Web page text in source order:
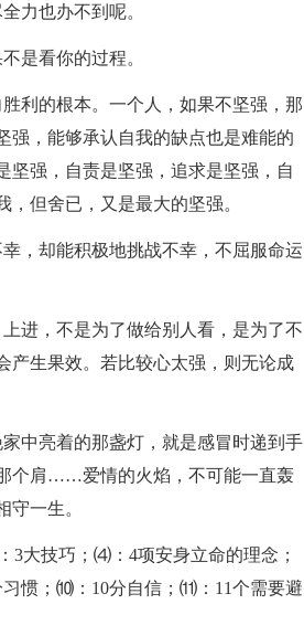
力也办不到呢。
是看你的过程。
利的根本。一个人，如果不坚强，那
强，能够承认自我的缺点也是难能的
坚强，自责是坚强，追求是坚强，自
但舍已，又是最大的坚强。
，却能积极地挑战不幸，不屈服命运
进，不是为了做给别人看，是为了不
产生果效。若比较心太强，则无论成
中亮着的那盏灯，就是感冒时递到手
个肩……爱情的火焰，不可能一直轰
一生。
大技巧；⑷：4项安身立命的理念；
惯；⑽：10分自信；⑾：11个需要避